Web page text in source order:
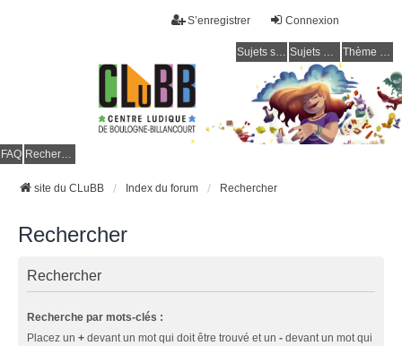
Connexion
S’enregistrer
Sujets sans réponse Sujets actifs Thème clair / foncé
FAQ Rechercher
site du CLuBB Index du forum Rechercher
Rechercher
Rechercher
Recherche par mots-clés :
Placez un + devant un mot qui doit être trouvé et un - devant un mot qui